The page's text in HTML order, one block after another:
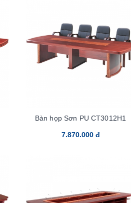
Bàn họp Sơn PU CT3012H1
7.870.000 đ